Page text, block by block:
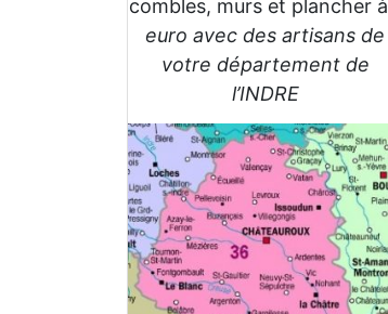
combles, murs et plancher à
euro avec des artisans de
votre département de
l’INDRE